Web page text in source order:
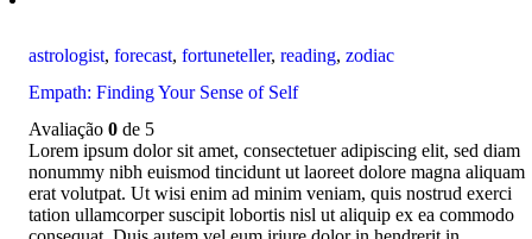
astrologist, forecast, fortuneteller, reading, zodiac
Empath: Finding Your Sense of Self
Avaliação 0 de 5
Lorem ipsum dolor sit amet, consectetuer adipiscing elit, sed diam
nonummy nibh euismod tincidunt ut laoreet dolore magna aliquam
erat volutpat. Ut wisi enim ad minim veniam, quis nostrud exerci
tation ullamcorper suscipit lobortis nisl ut aliquip ex ea commodo